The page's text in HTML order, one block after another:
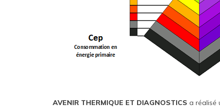
AVENIR THERMIQUE ET DIAGNOSTICS a réalisé